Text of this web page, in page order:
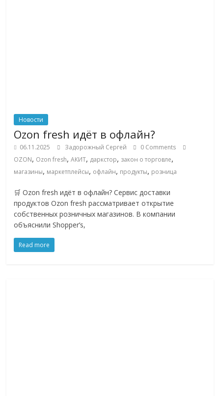
Новости
Ozon fresh идёт в офлайн?
06.11.2025 Задорожный Сергей
0 Comments
OZON, Ozon fresh,АКИТ, даркстор, закон о торговле,
магазины, маркетплейсы, офлайн, продукты, розница
🛒 Ozon fresh идёт в офлайн? Сервис доставки
продуктов Ozon fresh рассматривает открытие
собственных розничных магазинов. В компании
объяснили Shopper’s,
Read more